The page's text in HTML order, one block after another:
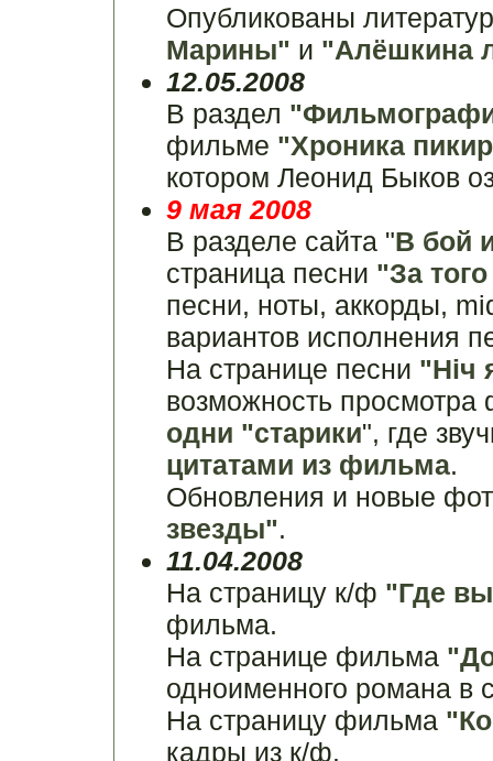
Опубликованы
Марины" и "Алёшкина
12.05.2008
В раздел
фильме "Хроника
котором Леонид Быков
9 мая 2008
В разделе сайта "В бой
страница песни "За
песни, ноты, аккорды,
вариантов исполнения
На странице песни "Hiч
возможность
одни "старики", где
цитатами из фильма.
Обновления и новые
звезды".
11.04.2008
На страницу к/ф "Где
фильма.
На странице фильма
одноименного романа в
На страницу фильма
кадры из к/ф.